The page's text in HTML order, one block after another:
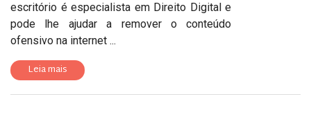
escritório é especialista em Direito Digital e
pode lhe ajudar a remover o conteúdo
ofensivo na internet ...
Leia mais